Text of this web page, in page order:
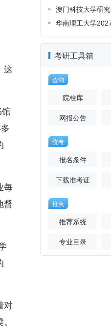
这
每
督
对
考研工具箱
查询
院校库
网报公告
统考
报名条件
下载准考证
推免
推荐系统
专业目录